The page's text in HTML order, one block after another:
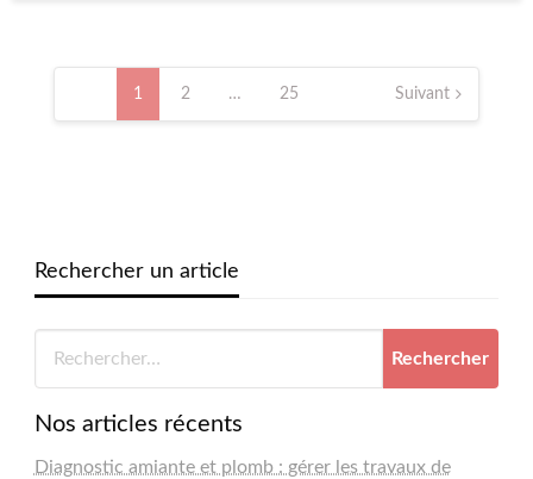
Pagination
publications
1 2 … 25 Suivant
Rechercher un article
Nos articles récents
Diagnostic amiante et plomb : gérer les travaux de